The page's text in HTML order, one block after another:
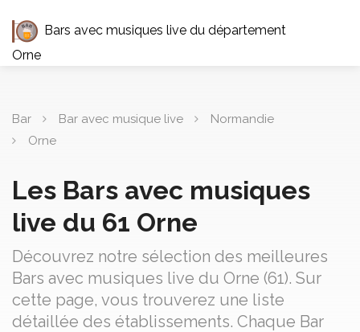
Bars avec musiques live du département
Orne
Bar Bar avec musique live
Normandie
Orne
Les Bars avec musiques
live du 61 Orne
Découvrez notre sélection des meilleures
Bars avec musiques live du Orne (61). Sur
cette page, vous trouverez une liste
détaillée des établissements. Chaque Bar